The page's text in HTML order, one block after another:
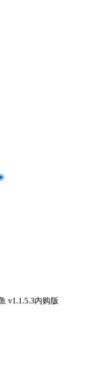
v1.1.5.3内购版